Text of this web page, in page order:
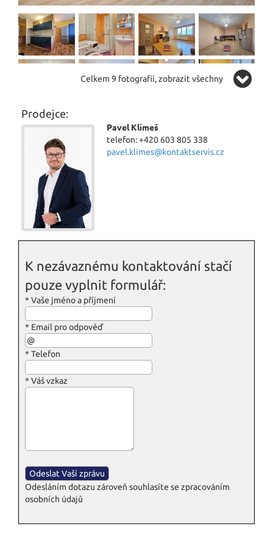
Celkem 9 fotografií, zobrazit všechny
Prodejce:
Pavel Klimeš
telefon: +420 603 805 338
pavel.klimes@kontaktservis.cz
K nezávaznému kontaktování stačí
pouze vyplnit formulář:
* Vaše jméno a příjmení
* Email pro odpověď
* Telefon
* Váš vzkaz
Odesláním dotazu zároveň souhlasíte se zpracováním
osobních údajů